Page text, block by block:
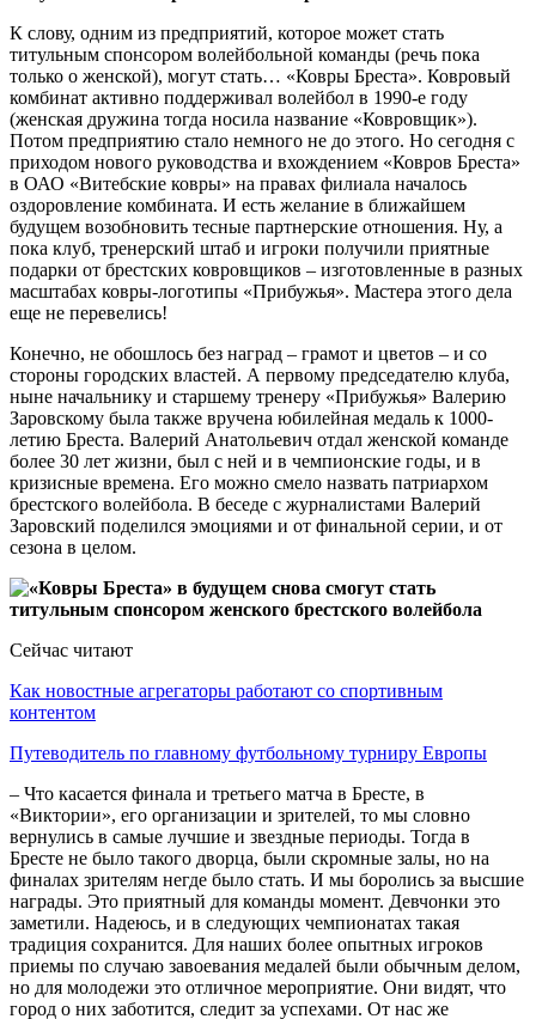
К слову, одним из предприятий, которое может стать
титульным спонсором волейбольной команды (речь пока
только о женской), могут стать… «Ковры Бреста». Ковровый
комбинат активно поддерживал волейбол в 1990-е году
(женская дружина тогда носила название «Ковровщик»).
Потом предприятию стало немного не до этого. Но сегодня с
приходом нового руководства и вхождением «Ковров Бреста»
в ОАО «Витебские ковры» на правах филиала началось
оздоровление комбината. И есть желание в ближайшем
будущем возобновить тесные партнерские отношения. Ну, а
пока клуб, тренерский штаб и игроки получили приятные
подарки от брестских ковровщиков – изготовленные в разных
масштабах ковры-логотипы «Прибужья». Мастера этого дела
еще не перевелись!
Конечно, не обошлось без наград – грамот и цветов – и со
стороны городских властей. А первому председателю клуба,
ныне начальнику и старшему тренеру «Прибужья» Валерию
Заровскому была также вручена юбилейная медаль к 1000-
летию Бреста. Валерий Анатольевич отдал женской команде
более 30 лет жизни, был с ней и в чемпионские годы, и в
кризисные времена. Его можно смело назвать патриархом
брестского волейбола. В беседе с журналистами Валерий
Заровский поделился эмоциями и от финальной серии, и от
сезона в целом.
Сейчас читают
Как новостные агрегаторы работают со спортивным
контентом
Путеводитель по главному футбольному турниру Европы
– Что касается финала и третьего матча в Бресте, в
«Виктории», его организации и зрителей, то мы словно
вернулись в самые лучшие и звездные периоды. Тогда в
Бресте не было такого дворца, были скромные залы, но на
финалах зрителям негде было стать. И мы боролись за высшие
награды. Это приятный для команды момент. Девчонки это
заметили. Надеюсь, и в следующих чемпионатах такая
традиция сохранится. Для наших более опытных игроков
приемы по случаю завоевания медалей были обычным делом,
но для молодежи это отличное мероприятие. Они видят, что
город о них заботится, следит за успехами. От нас же